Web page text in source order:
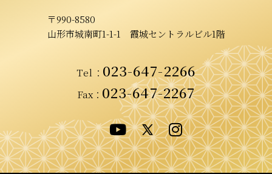
〒990-8580
山形市城南町1-1-1 霞城セントラルビル1階
Tel ： 023-647-2266
Fax： 023-647-2267